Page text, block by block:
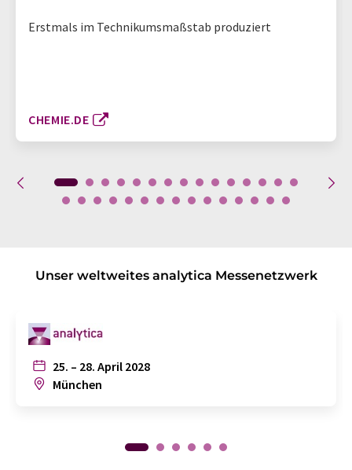
Erstmals im Technikumsmaßstab produziert
CHEMIE.DE
Unser weltweites analytica Messenetzwerk
25. – 28. April 2028
München